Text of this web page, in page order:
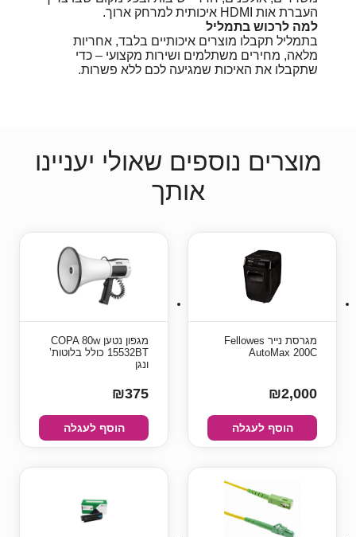
העברת אות HDMI איכותית למרחק ארוך.
למה לרכוש בתמליל
בתמליל תקבלו מוצרים איכותיים בלבד, אחריות
מלאה, מחירים משתלמים ושירות מקצועי – כדי
שתקבלו את האיכות שמגיעה לכם ללא פשרות.
מוצרים נוספים שאולי יעניינו
אותך
מגרסת נייר Fellowes
AutoMax 200C
₪2,000
הוסף לעגלה
מגפון נטען COPA 80w
15532BT כולל בלוטות’
ונגן
₪375
הוסף לעגלה